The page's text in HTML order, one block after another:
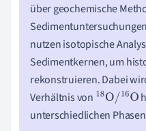
über geochemische
nutzen isotopische
Sedimentkernen, um
rekonstruieren. Dabei
Verhältnis von 18O/16O
unterschiedlichen